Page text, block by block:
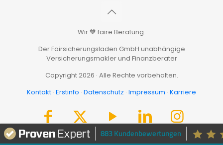
Wir 🧡 faire Beratung.
Der Fairsicherungsladen GmbH unabhängige
Versicherungsmakler und Finanzberater
Copyright 2026 · Alle Rechte vorbehalten.
Kontakt · Erstinfo · Datenschutz · Impressum · Karriere
883 Kundenbewertungen